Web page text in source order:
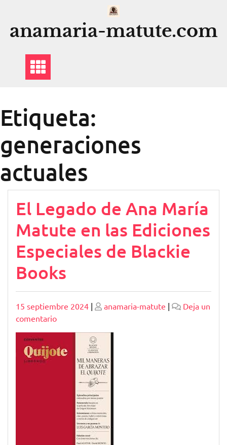
contenido
anamaria-matute.com
Etiqueta:
generaciones
actuales
El Legado de Ana María
Matute en las Ediciones
Especiales de Blackie
Books
Publicado
15 septiembre 2024 | Publicado
anamaria-matute |
Deja un
comentarioen
El
de
Matute
Ediciones
Especiales